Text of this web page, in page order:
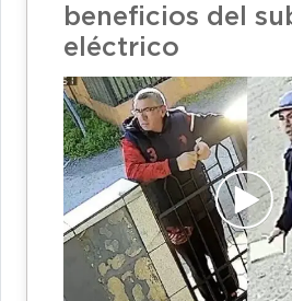
beneficios del
eléctrico